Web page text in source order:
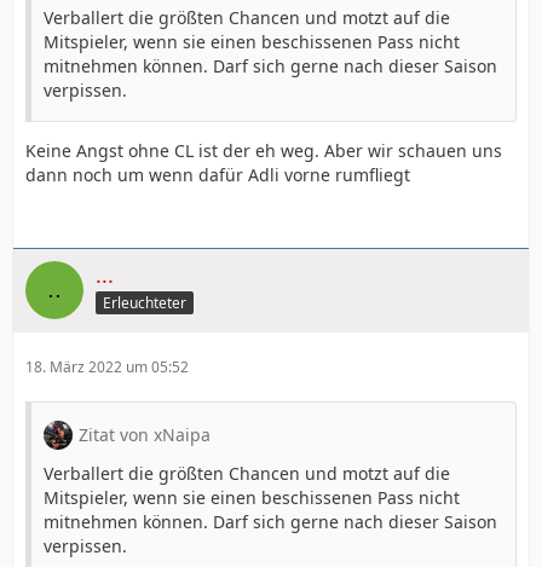
Verballert die größten Chancen und motzt auf die
Mitspieler, wenn sie einen beschissenen Pass nicht
mitnehmen können. Darf sich gerne nach dieser Saison
verpissen.
Keine Angst ohne CL ist der eh weg. Aber wir schauen uns
dann noch um wenn dafür Adli vorne rumfliegt
...
Erleuchteter
18. März 2022 um 05:52
Zitat von xNaipa
Verballert die größten Chancen und motzt auf die
Mitspieler, wenn sie einen beschissenen Pass nicht
mitnehmen können. Darf sich gerne nach dieser Saison
verpissen.